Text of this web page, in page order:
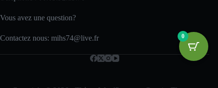
Vous avez une question?
Contactez nous: mihs74@live.fr 0